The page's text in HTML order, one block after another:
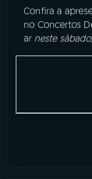
Confira a
no Concertos
ar neste